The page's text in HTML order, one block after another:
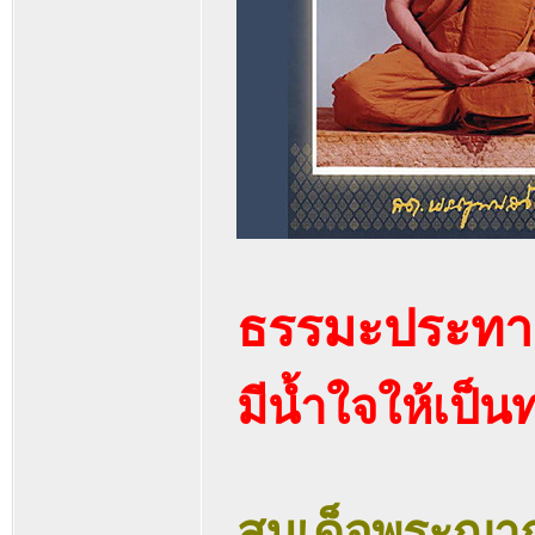
ธรรมะประท
มีน้ำใจให้เป็น